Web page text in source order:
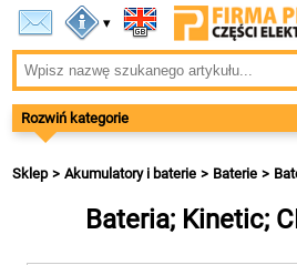
▾
Rozwiń kategorie
Sklep Akumulatory i baterie Baterie
Bateria; Kinetic;